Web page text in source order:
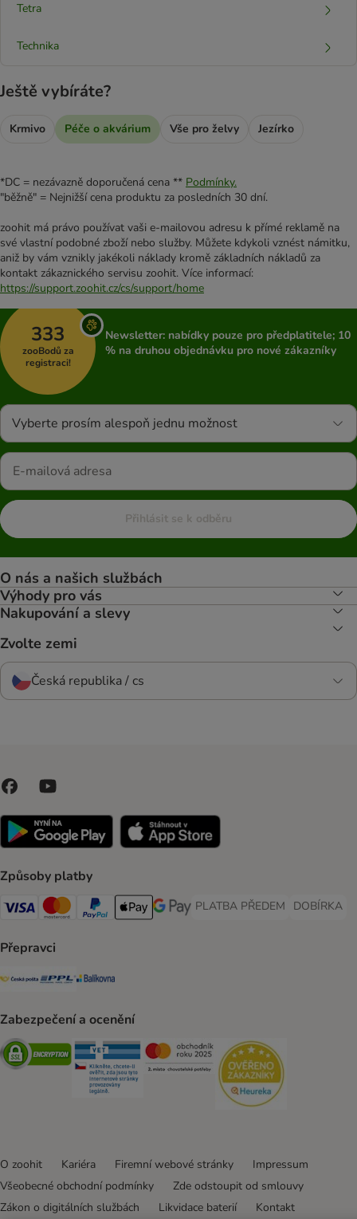
Tetra
Technika
Ještě vybíráte?
Krmivo Péče o akvárium Vše pro želvy Jezírko
*DC = nezávazně doporučená cena ** Podmínky.
"běžně" = Nejnižší cena produktu za posledních 30 dní.
zoohit má právo používat vaši e-mailovou adresu k přímé reklamě na
své vlastní podobné zboží nebo služby. Můžete kdykoli vznést námitku,
aniž by vám vznikly jakékoli náklady kromě základních nákladů za
kontakt zákaznického servisu zoohit. Více informací:
https://support.zoohit.cz/cs/support/home
333
zooBodů za
registraci!
Newsletter: nabídky pouze pro předplatitele; 10
% na druhou objednávku pro nové zákazníky
Vyberte prosím alespoň jednu možnost
Přihlásit se k odběru
O nás a našich službách
Výhody pro vás
Nakupování a slevy
Zvolte zemi
Česká republika / cs
Způsoby platby
Visa Payment Method
Mastercard Payment Method
PayPal Payment Method
Apple pay Payment Method
GooglePay Payment Method
PLATBA PŘEDEM
PLATBA PŘEDEM Payment
DOBÍRKA
DOBÍRKA
Přepravci
Česká pošta Shipping Method
PPL Shipping Method
Zabezpečení a ocenění
Security Security Security
O zoohit Kariéra Firemní webové stránky
Impressum
Všeobecné obchodní podmínky
Zde odstoupit od smlouvy
Zákon o digitálních službách
Likvidace baterií Kontakt